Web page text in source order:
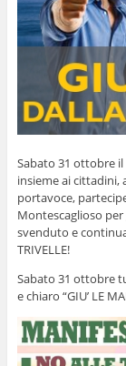
Sabato 31 ottobre
insieme ai cittadini,
portavoce,
Montescaglioso
svenduto e
TRIVELLE!
Sabato 31 ottobre
e chiaro “GIU’ LE